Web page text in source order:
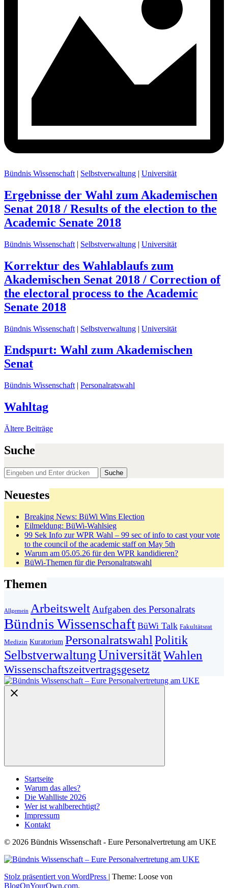
Bündnis Wissenschaft | Selbstverwaltung | Universität
Ergebnisse der Wahl zum Akademischen
Senat 2018 / Results of the election to the
Academic Senate 2018
Bündnis Wissenschaft | Selbstverwaltung | Universität
Korrektur des Wahlablaufs zum
Akademischen Senat 2018 / Correction of
the electoral process to the Academic
Senate 2018
Bündnis Wissenschaft | Selbstverwaltung | Universität
Endspurt: Wahl zum Akademischen
Senat
Bündnis Wissenschaft | Personalratswahl
Wahltag
Beitragsnavigation
Ältere Beiträge
Suche
Suchen
nach:
Neuestes
Breaking News: BüWi Wins Election
Eilmeldung: BüWi-Wahlsieg
99 Sek Info zur WPR Wahl – 99 sec of info to cast your vote
to the council of the academic staff on May 5th
Warum am 05.05.26 für den WPR kandidieren?
BüWi-Themen für die Personalratswahl
Themen
Allgemein Arbeitswelt Aufgaben des Personalrats
Bündnis Wissenschaft BüWi Talk Fakultätsrat
Medizin Kuratorium Personalratswahl Politik
SelbstverwaltungUniversitätWahlen
Wissenschaftszeitvertragsgesetz
Startseite
Warum das alles?
Die Wahlliste 2026
Wer ist wahlberechtigt?
Impressum
Kontakt
© 2026 Bündnis Wissenschaft - Eure Personalvertretung am UKE
Stolz präsentiert von WordPress | Theme: Loose von
BlogOnYourOwn.com.